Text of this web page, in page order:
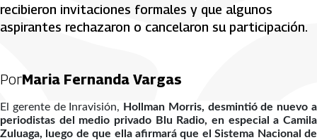
recibieron invitaciones formales y que algunos
aspirantes rechazaron o cancelaron su participación.
PorMaria Fernanda Vargas
El gerente de Inravisión, Hollman Morris, desmintió de nuevo a
periodistas del medio privado Blu Radio, en especial a Camila
Zuluaga, luego de que ella afirmará que el Sistema Nacional de